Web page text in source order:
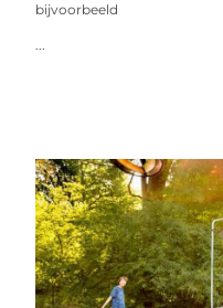
bijvoorbeeld
...